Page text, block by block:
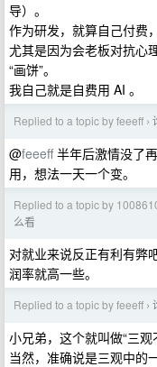
导）。
作为研发，就算自己付费
尤其是因为会老板对抗心
“画饼”。
我自己就是自费用 AI 。
Replied to a topic by feeeff ›
@feeeff半年后激情没了
用，想法一天一个变。
Replied to a topic by
么看
对就业来说反正有利有弊
润率就高一些。
Replied to a topic by feeeff ›
小兄弟，这个就叫做“三观
当然，准确说是三观中的